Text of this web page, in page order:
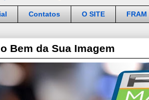
Contatos O SITE FRAM
Bem da Sua Imagem